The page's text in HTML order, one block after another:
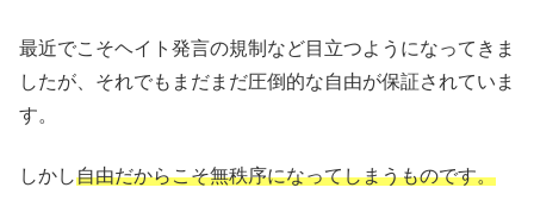
最近でこそヘイト発言の規制など目立つようになってきま
したが、それでもまだまだ圧倒的な自由が保証されていま
す。
しかし自由だからこそ無秩序になってしまうものです。